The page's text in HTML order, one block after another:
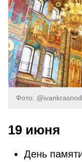
Фото:
19 июня
День